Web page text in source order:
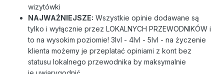
wizytówki
NAJWAŻNIEJSZE: Wszystkie opinie dodawane są
tylko i wyłącznie przez LOKALNYCH PRZEWODNIKÓW i
to na wysokim poziomie! 3lvl - 4lvl - 5lvl - na życzenie
klienta możemy je przeplatać opiniami z kont bez
statusu lokalnego przewodnika by maksymalnie